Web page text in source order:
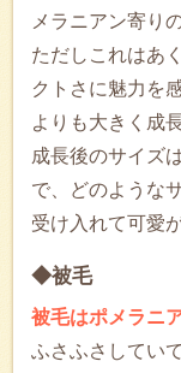
メラニアン寄り
ただしこれはあ
クトさに魅力を
よりも大きく成
成長後のサイズ
で、どのような
受け入れて可愛
◆被毛
被毛はポメラニ
ふさふさしてい